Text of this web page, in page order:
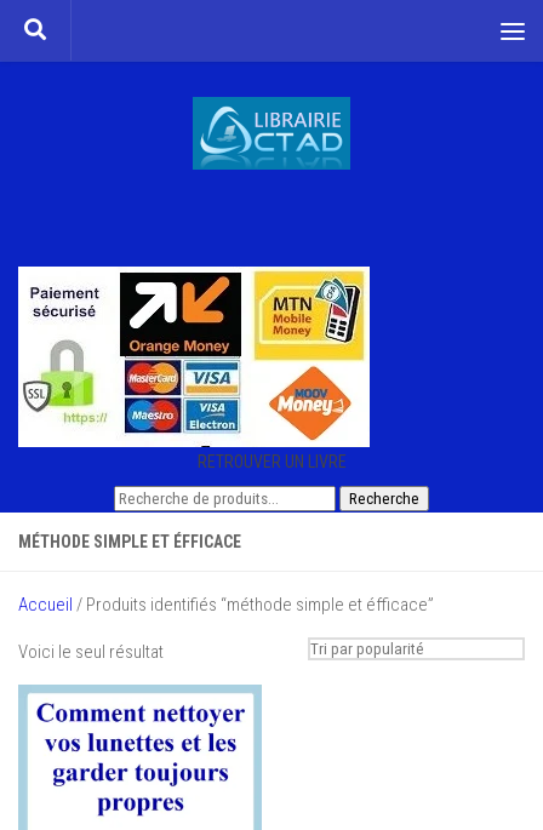
Skip to content
RETROUVER UN LIVRE
Recherche
Recherche
MÉTHODE SIMPLE ET ÉFFICACE
Accueil / Produits identifiés “méthode simple et éfficace”
Voici le seul résultat